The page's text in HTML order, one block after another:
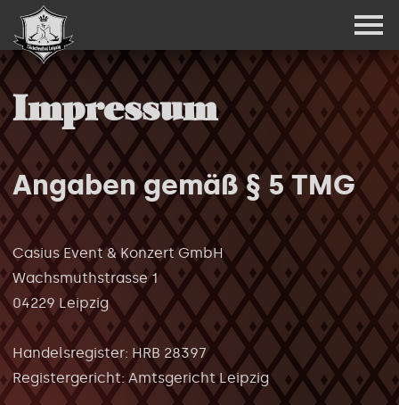
Impressum
Angaben gemäß § 5 TMG
Casius Event & Konzert GmbH
Wachsmuthstrasse 1
04229 Leipzig
Handelsregister: HRB 28397
Registergericht: Amtsgericht Leipzig